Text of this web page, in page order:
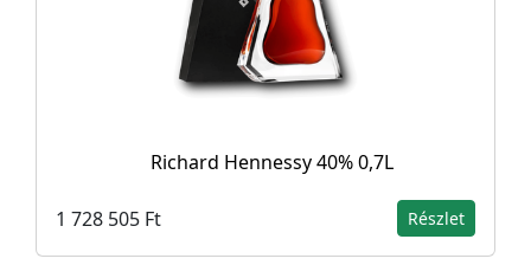
Richard Hennessy 40% 0,7L
1 728 505 Ft Részlet